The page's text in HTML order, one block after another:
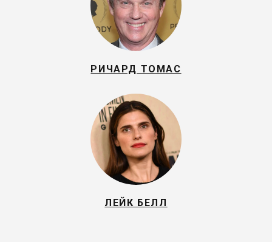
РИЧАРД ТОМАС
ЛЕЙК БЕЛЛ